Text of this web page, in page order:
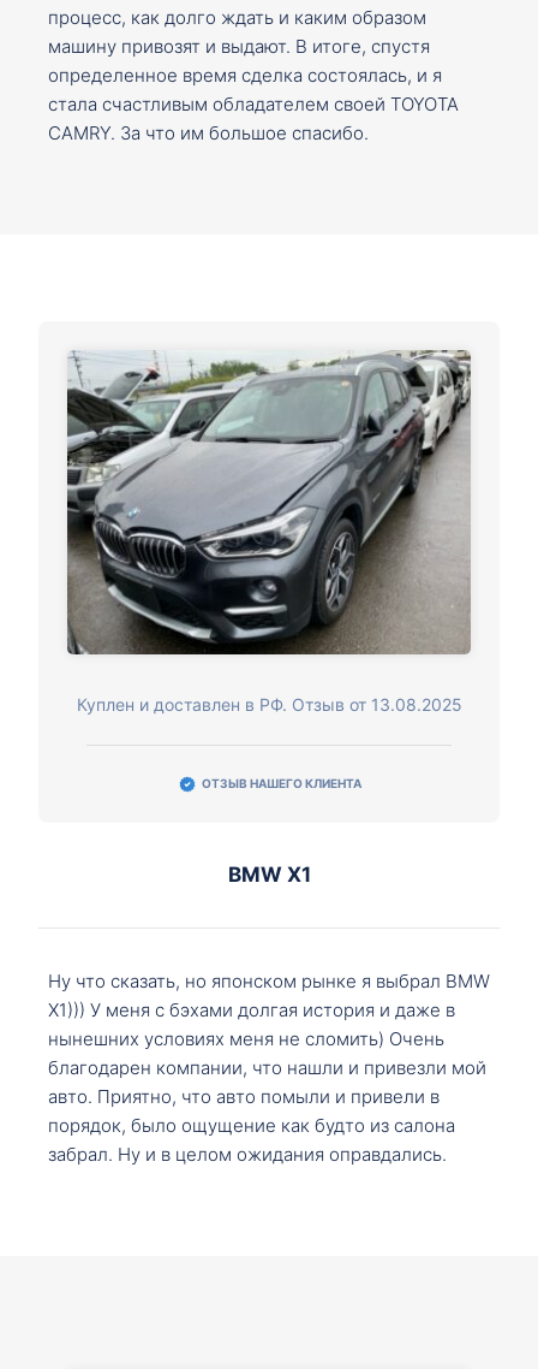
процесс, как долго ждать и каким образом
машину привозят и выдают. В итоге, спустя
определенное время сделка состоялась, и я
стала счастливым обладателем своей TOYOTA
CAMRY. За что им большое спасибо.
Куплен и доставлен в РФ. Отзыв от 13.08.2025
ОТЗЫВ НАШЕГО КЛИЕНТА
BMW X1
Ну что сказать, но японском рынке я выбрал BMW
X1))) У меня с бэхами долгая история и даже в
нынешних условиях меня не сломить) Очень
благодарен компании, что нашли и привезли мой
авто. Приятно, что авто помыли и привели в
порядок, было ощущение как будто из салона
забрал. Ну и в целом ожидания оправдались.